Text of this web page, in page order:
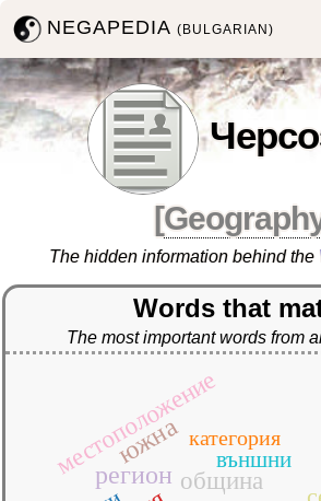
NEGAPEDIA(BULGARIAN)
[
The hidden information behind the
Words that
The most important words from
регион
южна
местоположение
община
външни
категория